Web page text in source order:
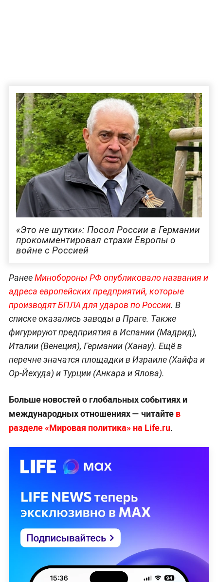
«Это не шутки»: Посол России в Германии
прокомментировал страхи Европы о
войне с Россией
РанееМинобороны РФ опубликовало названия и
адреса европейских предприятий, которые
производят БПЛА для ударов по России. В
списке оказались заводы в Праге. Также
фигурируют предприятия в Испании (Мадрид),
Италии (Венеция), Германии (Ханау). Ещё в
перечне значатся площадки в Израиле (Хайфа и
Ор-Йехуда) и Турции (Анкара и Ялова).
Больше новостей о глобальных событиях и
международных отношениях — читайте в
разделе «Мировая политика» на Life.ru.